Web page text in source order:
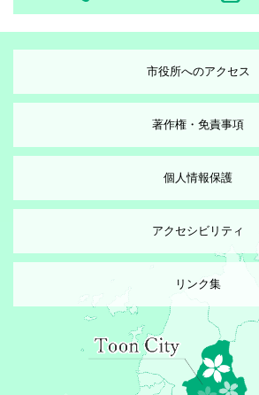
市役所へのアクセス
著作権・免責事項
個人情報保護
アクセシビリティ
リンク集